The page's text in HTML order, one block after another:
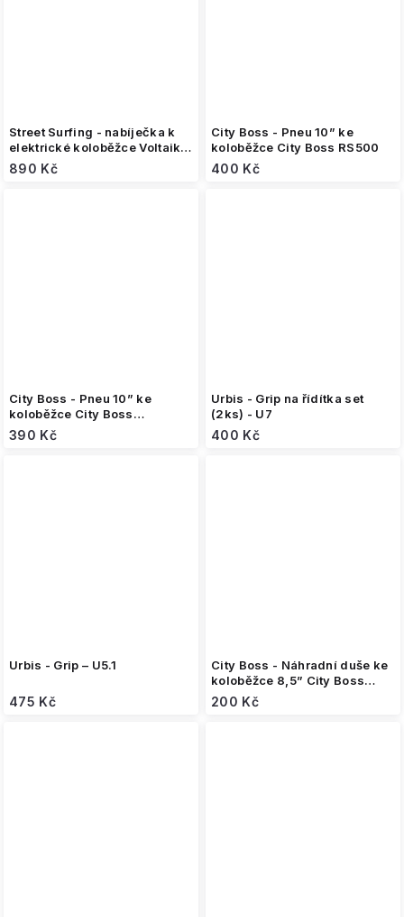
Street Surfing - nabíječka k
elektrické koloběžce Voltaik
ION (36V/2A)
890 Kč
City Boss - Pneu 10” ke
koloběžce City Boss RS500
400 Kč
City Boss - Pneu 10” ke
koloběžce City Boss
V4/V5/T7
390 Kč
Urbis - Grip na řídítka set
(2ks) - U7
400 Kč
Urbis - Grip – U5.1
475 Kč
City Boss - Náhradní duše ke
koloběžce 8,5” City Boss
RS250 / RS350
200 Kč